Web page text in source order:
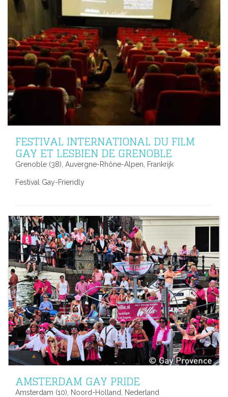
FESTIVAL INTERNATIONAL DU FILM
GAY ET LESBIEN DE GRENOBLE
Grenoble (38), Auvergne-Rhône-Alpen, Frankrijk
Festival Gay-Friendly
AMSTERDAM GAY PRIDE
Amsterdam (10), Noord-Holland, Nederland